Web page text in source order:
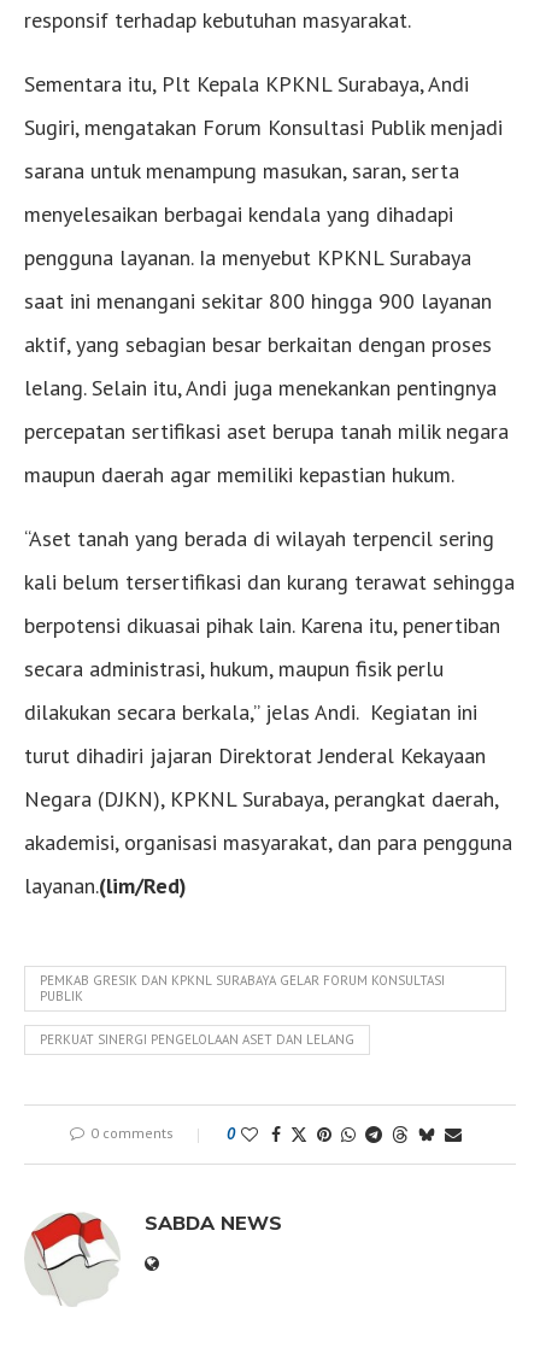
responsif terhadap kebutuhan masyarakat.
Sementara itu, Plt Kepala KPKNL Surabaya, Andi
Sugiri, mengatakan Forum Konsultasi Publik menjadi
sarana untuk menampung masukan, saran, serta
menyelesaikan berbagai kendala yang dihadapi
pengguna layanan. Ia menyebut KPKNL Surabaya
saat ini menangani sekitar 800 hingga 900 layanan
aktif, yang sebagian besar berkaitan dengan proses
lelang. Selain itu, Andi juga menekankan pentingnya
percepatan sertifikasi aset berupa tanah milik negara
maupun daerah agar memiliki kepastian hukum.
“Aset tanah yang berada di wilayah terpencil sering
kali belum tersertifikasi dan kurang terawat sehingga
berpotensi dikuasai pihak lain. Karena itu, penertiban
secara administrasi, hukum, maupun fisik perlu
dilakukan secara berkala,” jelas Andi. Kegiatan ini
turut dihadiri jajaran Direktorat Jenderal Kekayaan
Negara (DJKN), KPKNL Surabaya, perangkat daerah,
akademisi, organisasi masyarakat, dan para pengguna
layanan.(lim/Red)
PEMKAB GRESIK DAN KPKNL SURABAYA GELAR FORUM KONSULTASI
PUBLIK
PERKUAT SINERGI PENGELOLAAN ASET DAN LELANG
0 comments 0
SABDA NEWS